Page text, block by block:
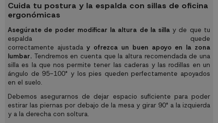
Cuida tu postura y la espalda con sillas de oficina
ergonómicas
Asegúrate de poder modificar la altura de la sillay de que tu
espalda quede
correctamente ajustada y ofrezca un buen apoyo en la zona
lumbar. Tendremos en cuenta que la altura recomendada de una
silla es la que nos permite tener las caderas y las rodillas en un
ángulo de 95-100° y los pies queden perfectamente apoyados
en el suelo.
Debemos asegurarnos de dejar espacio suficiente para poder
estirar las piernas por debajo de la mesa y girar 90° a la izquierda
y a la derecha con soltura.